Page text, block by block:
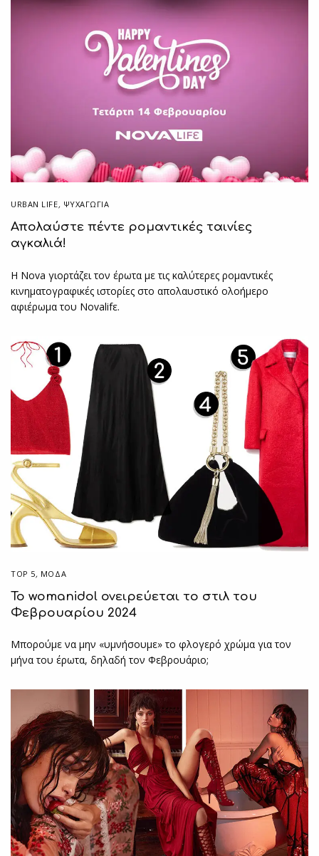
URBAN LIFE, ΨΥΧΑΓΩΓΙΑ
Απολαύστε πέντε ρομαντικές ταινίες
αγκαλιά!
H Nova γιορτάζει τον έρωτα με τις καλύτερες ρομαντικές
κινηματογραφικές ιστορίες στο απολαυστικό ολοήμερο
αφιέρωμα του Novalifε.
TOP 5, ΜΟΔΑ
Το womanidol ονειρεύεται το στιλ του
Φεβρουαρίου 2024
Μπορούμε να μην «υμνήσουμε» το φλογερό χρώμα για τον
μήνα του έρωτα, δηλαδή τον Φεβρουάριο;